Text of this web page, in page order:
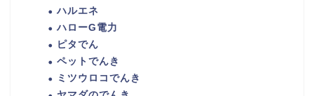
ハルエネ
ハローG電力
ピタでん
ペットでんき
ミツウロコでんき